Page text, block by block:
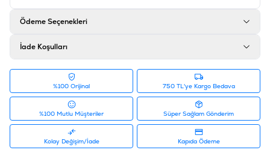
Analiz
Katkı Maddeleri
A Vitamini 750 IU/kg, D3 Vitamini 75 IU/kg, E Vitamin 10 IU/kg,
Çinko 3.8 mg/kg, Manganez 1,9 mg/kg, İyot 0,19 mg/kg, Selenyum
0,02 mg/kg
Ürün Filtreleri
Barkod
:
8681465608905
Tedarikçi Ürün Kodu
Ödeme Seçenekleri
İade Koşulları
%100 Orijinal 750 TL'ye Kargo Bedava
%100 Mutlu Müşteriler Süper Sağlam Gönderim
Kolay Değişim/İade Kapıda Ödeme